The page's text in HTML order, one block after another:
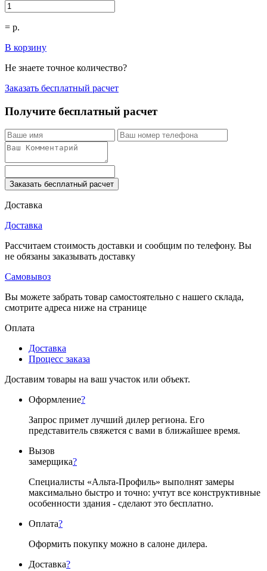
= р.
В корзину
Не знаете точное количество?
Заказать бесплатный расчет
Получите бесплатный расчет
Заказать бесплатный расчет
Доставка
Доставка
Рассчитаем стоимость доставки и сообщим по телефону. Вы
не обязаны заказывать доставку
Самовывоз
Вы можете забрать товар самостоятельно с нашего склада,
смотрите адреса ниже на странице
Оплата
Доставка
Процесс заказа
Доставим товары на ваш участок или объект.
Оформление?
Запрос примет лучший дилер региона. Его
представитель свяжется с вами в ближайшее время.
Вызов
замерщика?
Специалисты «Альта-Профиль» выполнят замеры
максимально быстро и точно: учтут все конструктивные
особенности здания - сделают это бесплатно.
Оплата?
Оформить покупку можно в салоне дилера.
Доставка?